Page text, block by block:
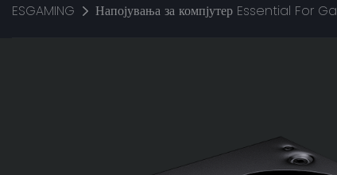
ESGAMING Напојувања за компјутер Essential For